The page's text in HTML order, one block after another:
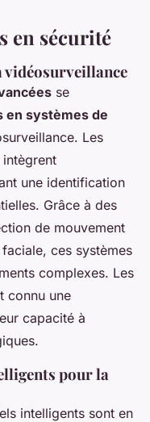
en sécurité
vidéosurveillance
se
en systèmes de
Les
une identification
Grâce à des
de mouvement
ces systèmes
complexes. Les
connu une
capacité à
pour la
intelligents sont en